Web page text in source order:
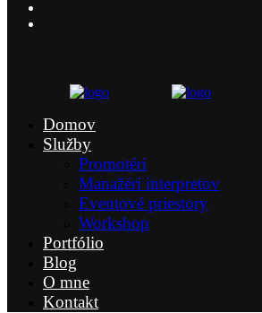
Domov
Služby
Promotéri
Manažéri interpretov
Eventové priestory
Workshop
Portfólio
Blog
O mne
Kontakt